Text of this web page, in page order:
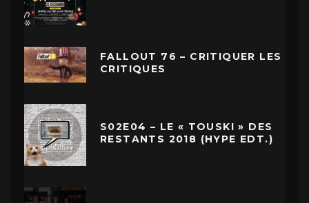
FALLOUT 76 – CRITIQUER LES
CRITIQUES
S02E04 – LE « TOUSKI » DES
RESTANTS 2018 (HYPE EDT.)